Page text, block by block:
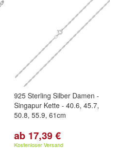
925 Sterling Silber Damen -
Singapur Kette - 40.6, 45.7,
50.8, 55.9, 61cm
ab 17,39 €
Kostenloser Versand